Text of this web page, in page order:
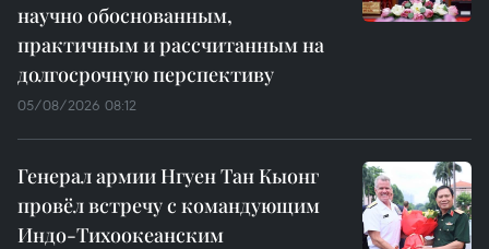
научно обоснованным,
практичным и рассчитанным на
долгосрочную перспективу
05/08/2026 08:12
Генерал армии Нгуен Тан Кыонг
провёл встречу с командующим
Индо-Тихоокеанским